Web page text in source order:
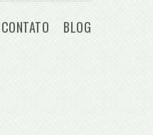
CONTATO BLOG